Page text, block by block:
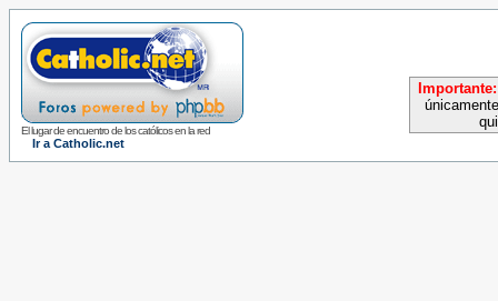
El lugar de encuentro de los católicos en la red
Ir a Catholic.net
Importante: